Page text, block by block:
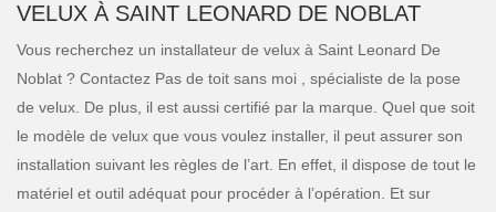
VELUX À SAINT LEONARD DE NOBLAT
Vous recherchez un installateur de velux à Saint Leonard De
Noblat ? Contactez Pas de toit sans moi , spécialiste de la pose
de velux. De plus, il est aussi certifié par la marque. Quel que soit
le modèle de velux que vous voulez installer, il peut assurer son
installation suivant les règles de l’art. En effet, il dispose de tout le
matériel et outil adéquat pour procéder à l’opération. Et sur